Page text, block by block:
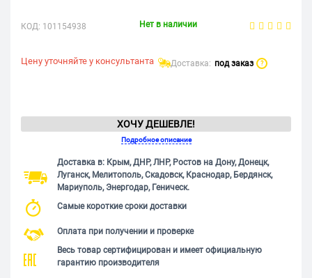
КОД: 101154938 Нет в наличии
Цену уточняйте у консультанта Доставка: под заказ ?
ХОЧУ ДЕШЕВЛЕ!
Подробное описание
Доставка в: Крым, ДНР, ЛНР, Ростов на Дону, Донецк,
Луганск, Мелитополь, Скадовск, Краснодар, Бердянск,
Мариуполь, Энергодар, Геническ.
Самые короткие сроки доставки
Оплата при получении и проверке
Весь товар сертифицирован и имеет официальную
гарантию производителя